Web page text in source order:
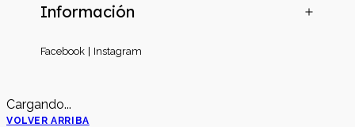
Información
Facebook Instagram
Cargando...
VOLVER ARRIBA